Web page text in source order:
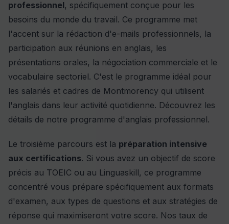
professionnel, spécifiquement conçue pour les
besoins du monde du travail. Ce programme met
l'accent sur la rédaction d'e-mails professionnels, la
participation aux réunions en anglais, les
présentations orales, la négociation commerciale et le
vocabulaire sectoriel. C'est le programme idéal pour
les salariés et cadres de Montmorency qui utilisent
l'anglais dans leur activité quotidienne. Découvrez les
détails de notre programme d'anglais professionnel.
Le troisième parcours est la préparation intensive
aux certifications. Si vous avez un objectif de score
précis au TOEIC ou au Linguaskill, ce programme
concentré vous prépare spécifiquement aux formats
d'examen, aux types de questions et aux stratégies de
réponse qui maximiseront votre score. Nos taux de